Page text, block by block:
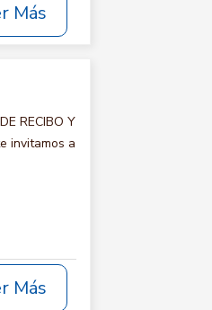
Más
RECIBO Y
invitamos a
Más